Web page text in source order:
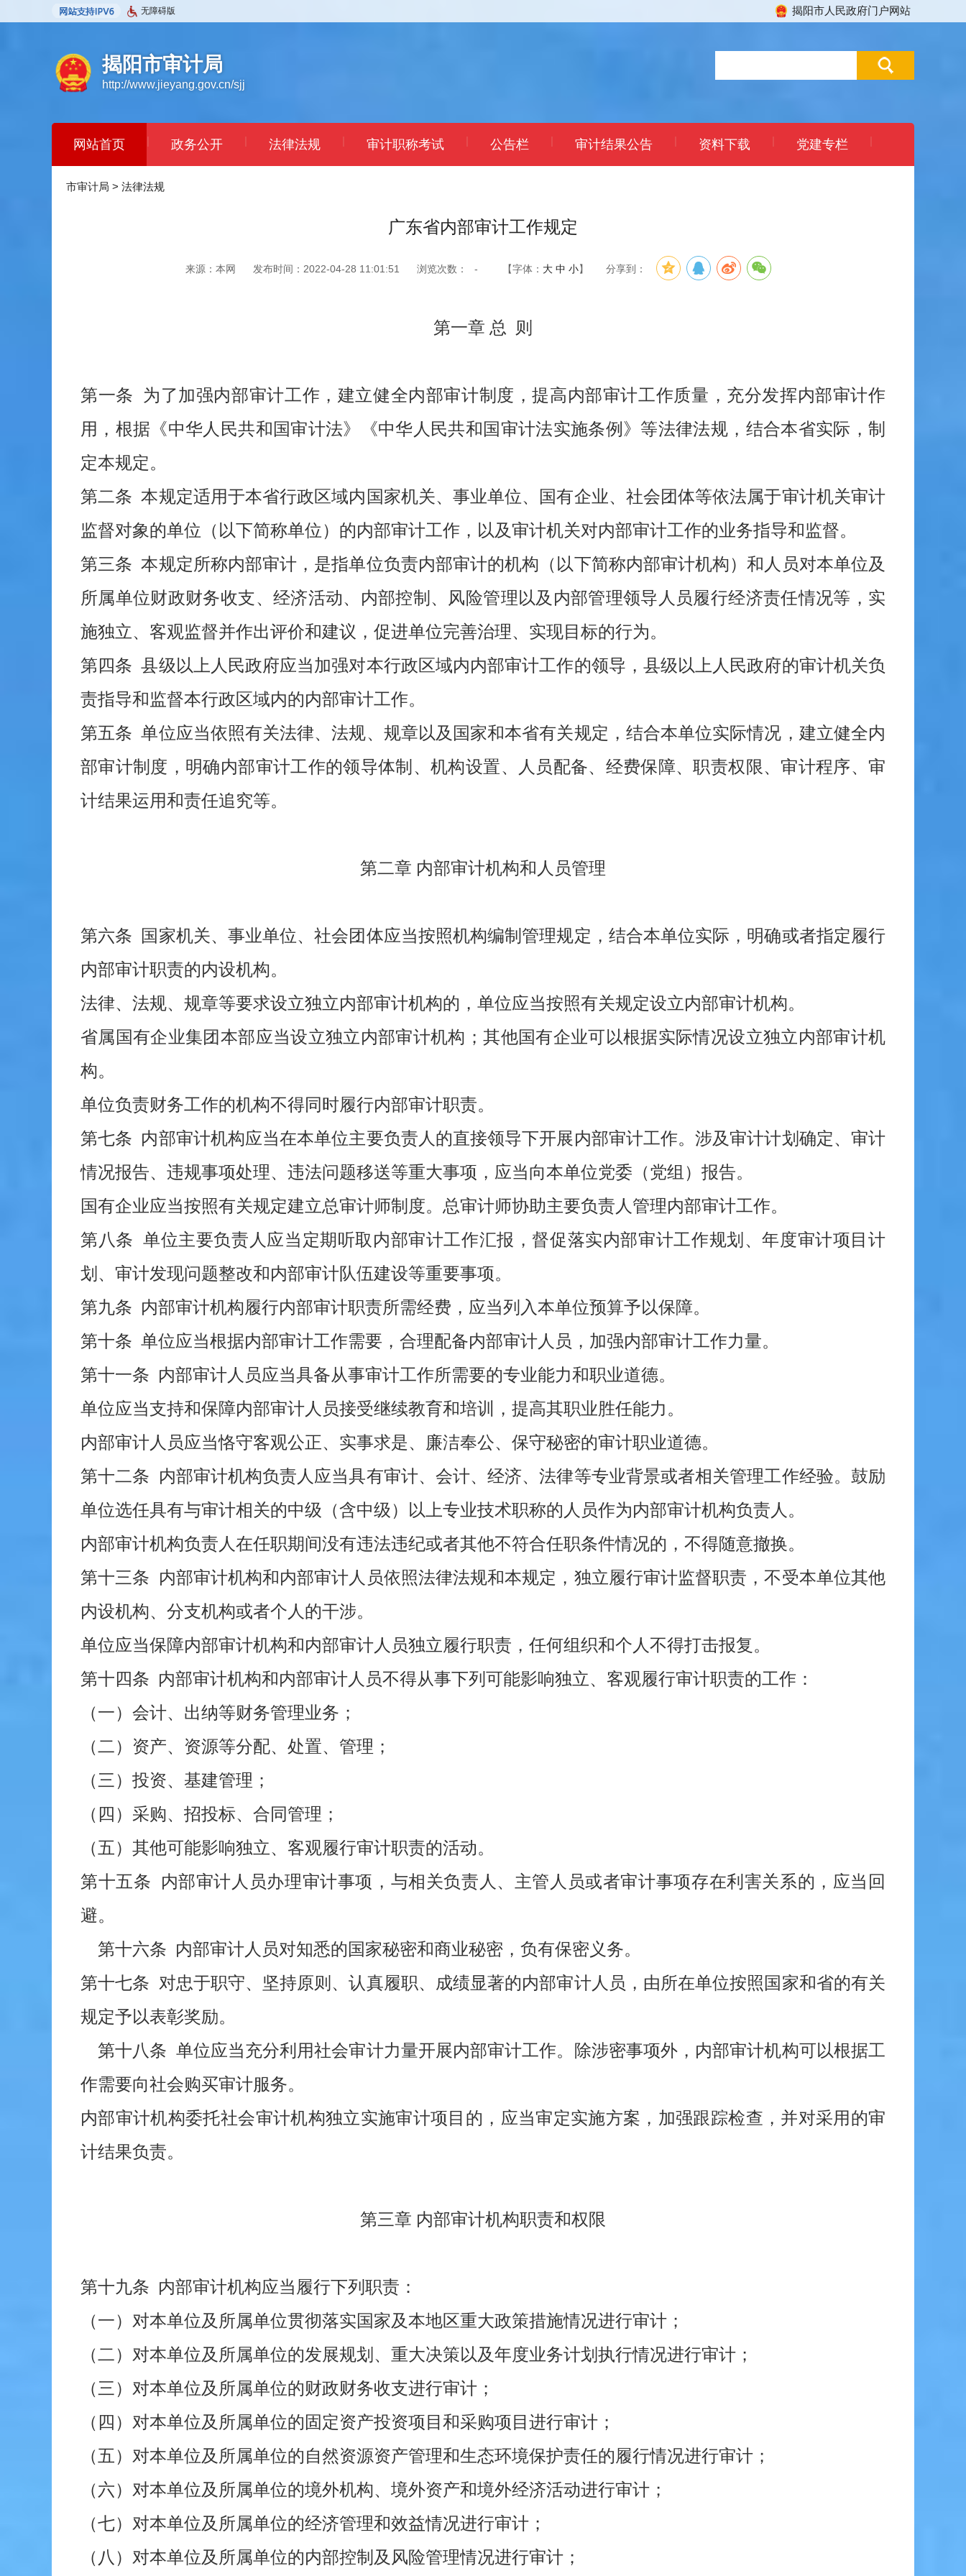
无障碍版 揭阳市人民政府门户网站
揭阳市审计局
http://www.jieyang.gov.cn/sjj
网站首页 | 政务公开 | 法律法规 | 审计职称考试 | 公告栏 | 审计结果公告 | 资料下载 | 党建专栏 |
市审计局 > 法律法规
广东省内部审计工作规定
来源：本网 发布时间：2022-04-28 11:01:51 浏览次数： - 【字体： 大 中 小】 分享到：
第一章 总 则
第一条 为了加强内部审计工作，建立健全内部审计制度，提高内部审计工作质量，充分发挥内部审计作
用，根据《中华人民共和国审计法》《中华人民共和国审计法实施条例》等法律法规，结合本省实际，制
定本规定。
第二条 本规定适用于本省行政区域内国家机关、事业单位、国有企业、社会团体等依法属于审计机关审计
监督对象的单位（以下简称单位）的内部审计工作，以及审计机关对内部审计工作的业务指导和监督。
第三条 本规定所称内部审计，是指单位负责内部审计的机构（以下简称内部审计机构）和人员对本单位及
所属单位财政财务收支、经济活动、内部控制、风险管理以及内部管理领导人员履行经济责任情况等，实
施独立、客观监督并作出评价和建议，促进单位完善治理、实现目标的行为。
第四条 县级以上人民政府应当加强对本行政区域内内部审计工作的领导，县级以上人民政府的审计机关负
责指导和监督本行政区域内的内部审计工作。
第五条 单位应当依照有关法律、法规、规章以及国家和本省有关规定，结合本单位实际情况，建立健全内
部审计制度，明确内部审计工作的领导体制、机构设置、人员配备、经费保障、职责权限、审计程序、审
计结果运用和责任追究等。
第二章 内部审计机构和人员管理
第六条 国家机关、事业单位、社会团体应当按照机构编制管理规定，结合本单位实际，明确或者指定履行
内部审计职责的内设机构。
法律、法规、规章等要求设立独立内部审计机构的，单位应当按照有关规定设立内部审计机构。
省属国有企业集团本部应当设立独立内部审计机构；其他国有企业可以根据实际情况设立独立内部审计机
构。
单位负责财务工作的机构不得同时履行内部审计职责。
第七条 内部审计机构应当在本单位主要负责人的直接领导下开展内部审计工作。涉及审计计划确定、审计
情况报告、违规事项处理、违法问题移送等重大事项，应当向本单位党委（党组）报告。
国有企业应当按照有关规定建立总审计师制度。总审计师协助主要负责人管理内部审计工作。
第八条 单位主要负责人应当定期听取内部审计工作汇报，督促落实内部审计工作规划、年度审计项目计
划、审计发现问题整改和内部审计队伍建设等重要事项。
第九条 内部审计机构履行内部审计职责所需经费，应当列入本单位预算予以保障。
第十条 单位应当根据内部审计工作需要，合理配备内部审计人员，加强内部审计工作力量。
第十一条 内部审计人员应当具备从事审计工作所需要的专业能力和职业道德。
单位应当支持和保障内部审计人员接受继续教育和培训，提高其职业胜任能力。
内部审计人员应当恪守客观公正、实事求是、廉洁奉公、保守秘密的审计职业道德。
第十二条 内部审计机构负责人应当具有审计、会计、经济、法律等专业背景或者相关管理工作经验。鼓励
单位选任具有与审计相关的中级（含中级）以上专业技术职称的人员作为内部审计机构负责人。
内部审计机构负责人在任职期间没有违法违纪或者其他不符合任职条件情况的，不得随意撤换。
第十三条 内部审计机构和内部审计人员依照法律法规和本规定，独立履行审计监督职责，不受本单位其他
内设机构、分支机构或者个人的干涉。
单位应当保障内部审计机构和内部审计人员独立履行职责，任何组织和个人不得打击报复。
第十四条 内部审计机构和内部审计人员不得从事下列可能影响独立、客观履行审计职责的工作：
（一）会计、出纳等财务管理业务；
（二）资产、资源等分配、处置、管理；
（三）投资、基建管理；
（四）采购、招投标、合同管理；
（五）其他可能影响独立、客观履行审计职责的活动。
第十五条 内部审计人员办理审计事项，与相关负责人、主管人员或者审计事项存在利害关系的，应当回
避。
第十六条 内部审计人员对知悉的国家秘密和商业秘密，负有保密义务。
第十七条 对忠于职守、坚持原则、认真履职、成绩显著的内部审计人员，由所在单位按照国家和省的有关
规定予以表彰奖励。
第十八条 单位应当充分利用社会审计力量开展内部审计工作。除涉密事项外，内部审计机构可以根据工
作需要向社会购买审计服务。
内部审计机构委托社会审计机构独立实施审计项目的，应当审定实施方案，加强跟踪检查，并对采用的审
计结果负责。
第三章 内部审计机构职责和权限
第十九条 内部审计机构应当履行下列职责：
（一）对本单位及所属单位贯彻落实国家及本地区重大政策措施情况进行审计；
（二）对本单位及所属单位的发展规划、重大决策以及年度业务计划执行情况进行审计；
（三）对本单位及所属单位的财政财务收支进行审计；
（四）对本单位及所属单位的固定资产投资项目和采购项目进行审计；
（五）对本单位及所属单位的自然资源资产管理和生态环境保护责任的履行情况进行审计；
（六）对本单位及所属单位的境外机构、境外资产和境外经济活动进行审计；
（七）对本单位及所属单位的经济管理和效益情况进行审计；
（八）对本单位及所属单位的内部控制及风险管理情况进行审计；